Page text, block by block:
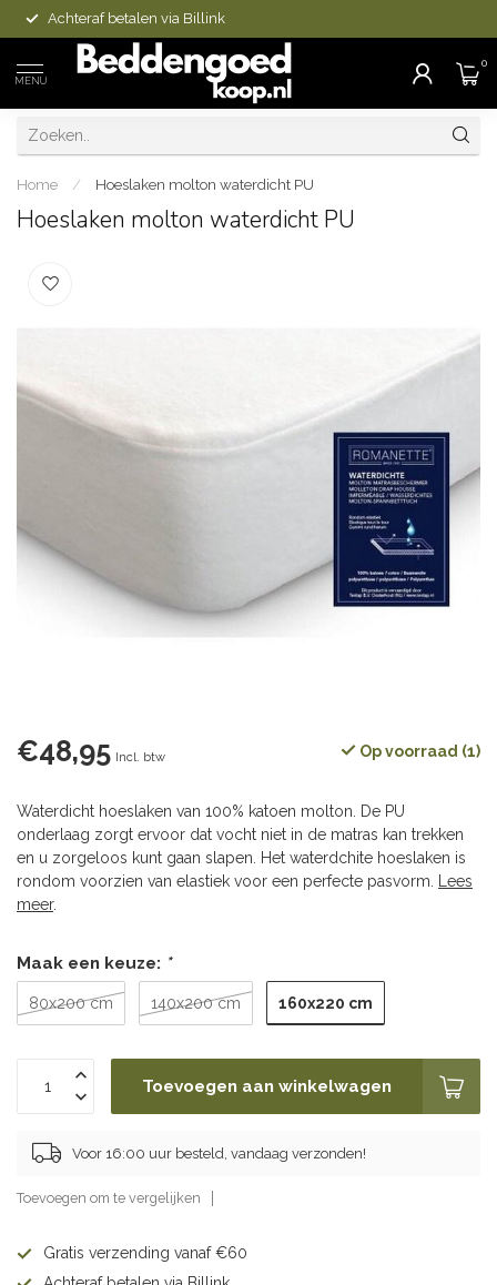
Achteraf betalen via Billink
MENU
0
Home / Hoeslaken molton waterdicht PU
Hoeslaken molton waterdicht PU
€48,95 Incl. btw Op voorraad (1)
Waterdicht hoeslaken van 100% katoen molton. De PU
onderlaag zorgt ervoor dat vocht niet in de matras kan trekken
en u zorgeloos kunt gaan slapen. Het waterdchite hoeslaken is
rondom voorzien van elastiek voor een perfecte pasvorm.
Lees
meer.
Maak een keuze: *
80x200 cm 140x200 cm 160x220 cm
Toevoegen aan winkelwagen
Voor 16:00 uur besteld, vandaag verzonden!
Toevoegen om te vergelijken
Gratis verzending vanaf €60